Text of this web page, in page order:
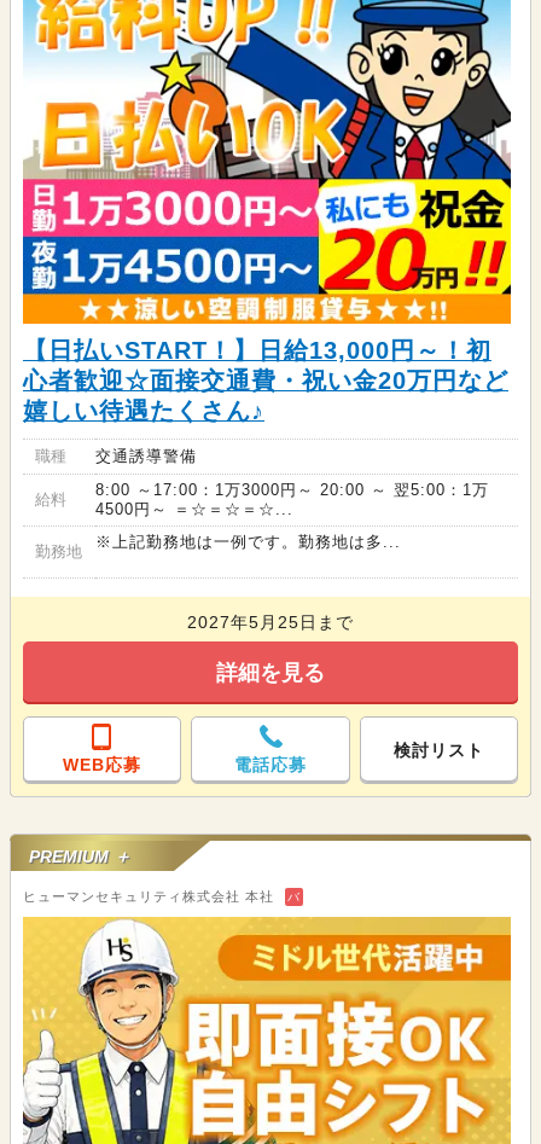
【日払いSTART！】日給13,000円～！初
心者歓迎☆面接交通費・祝い金20万円など
嬉しい待遇たくさん♪
職種 交通誘導警備
給料
8:00 ～17:00：1万3000円～ 20:00 ～ 翌5:00：1万
4500円～ ＝☆＝☆＝☆...
勤務地
※上記勤務地は一例です。勤務地は多...
2027年5月25日まで
詳細を見る
WEB応募 電話応募
検討リスト
PREMIUM ＋
ヒューマンセキュリティ株式会社 本社 バ